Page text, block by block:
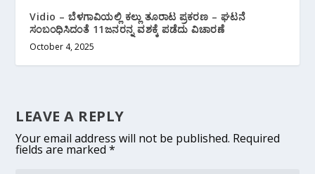
Vidio – ಬೆಳಗಾವಿಯಲ್ಲಿ ಕಲ್ಲು ತೂರಾಟ ಪ್ರಕರಣ – ಘಟನೆ
ಸಂಬಂಧಿಸಿದಂತೆ 11ಜನರನ್ನ ವಶಕ್ಕೆ ಪಡೆದು ವಿಚಾರಣೆ
October 4, 2025
LEAVE A REPLY
Your email address will not be published. Required
fields are marked*